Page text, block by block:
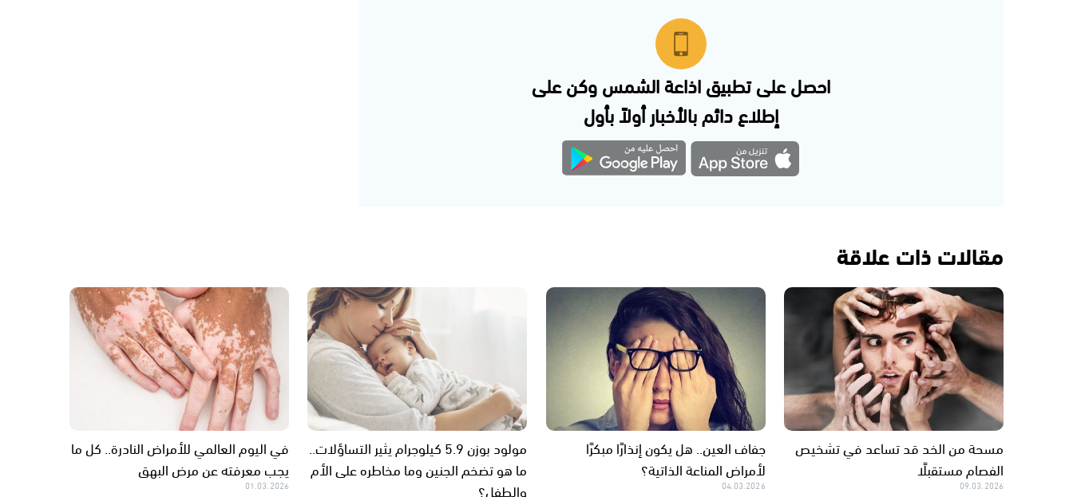
احصل على تطبيق اذاعة الشمس وكن على
إطلاع دائم بالأخبار أولاً بأول
مقالات ذات علاقة
مسحة من الخد قد تساعد في تشخيص
الفصام مستقبلًا
09.03.2026
جفاف العين.. هل يكون إنذارًا مبكرًا
لأمراض المناعة الذاتية؟
04.03.2026
مولود بوزن 5.9 كيلوجرام يثير التساؤلات..
ما هو تضخم الجنين وما مخاطره على الأم
والطفل؟
في اليوم العالمي للأمراض النادرة.. كل ما
يجب معرفته عن مرض البهق
01.03.2026